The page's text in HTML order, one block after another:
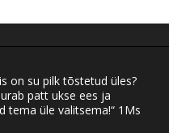
on su pilk tõstetud üles?
patt ukse ees ja
tema üle valitsema!“ 1Ms